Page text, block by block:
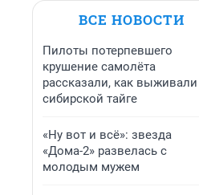
ВСЕ НОВОСТИ
Пилоты потерпевшего
крушение самолёта
рассказали, как
сибирской тайге
«Ну вот и всё»: звезда
«Дома-2» развелась с
молодым мужем